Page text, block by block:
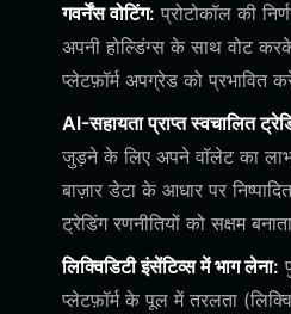
गवर्नेंस वोटिंग: प्रोटोकॉल की
अपनी होल्डिंग्स के साथ वोट
प्लेटफ़ॉर्म अपग्रेड को प्रभावित
AI-सहायता प्राप्त स्वचालित
जुड़ने के लिए अपने वॉलेट का
बाज़ार डेटा के आधार पर
ट्रेडिंग रणनीतियों को सक्षम
लिक्विडिटी इंसेंटिव्स में भाग लेना:
प्लेटफ़ॉर्म के पूल में तरलता